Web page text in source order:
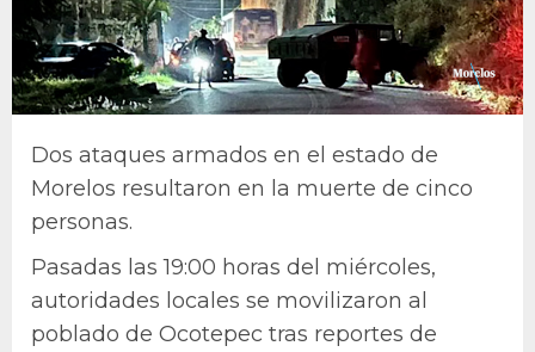
Dos ataques armados en el estado de
Morelos resultaron en la muerte de cinco
personas.
Pasadas las 19:00 horas del miércoles,
autoridades locales se movilizaron al
poblado de Ocotepec tras reportes de